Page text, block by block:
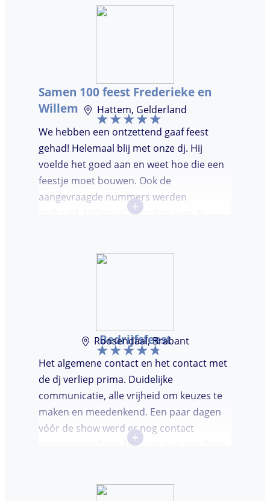
je geld. De gasten vroegen zich af waar ik
Samen 100 feest Frederieke en
Willem
Hattem, Gelderland
We hebben een ontzettend gaaf feest
gehad! Helemaal blij met onze dj. Hij
voelde het goed aan en weet hoe die een
feestje moet bouwen. Ook de
aangevraagde nummers werden
gedraaid. Helemaal tevreden over de
+
Bedrijfsfeest
Roosendaal, Brabant
Het algemene contact en het contact met
de dj verliep prima. Duidelijke
communicatie, alle vrijheid om keuzes te
maken en meedenkend. Een paar dagen
vóór de show werd er nog contact
opgenomen door de dj om nog eea door
met een klein clubje mensen en dat had
+